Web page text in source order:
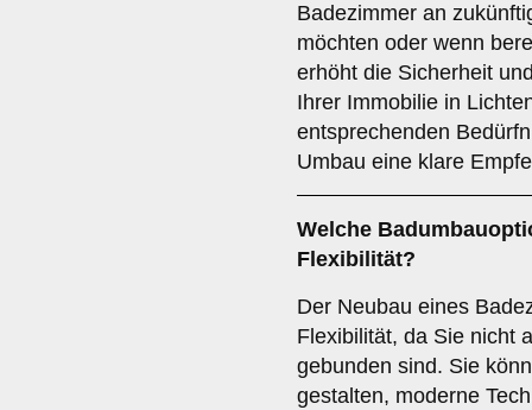
Badezimmer an
möchten oder wenn
erhöht die Sicherheit
Ihrer Immobilie in
entsprechenden
Umbau eine klare
Welche
Flexibilität?
Der Neubau eines
Flexibilität, da Sie nicht
gebunden sind. Sie
gestalten, moderne